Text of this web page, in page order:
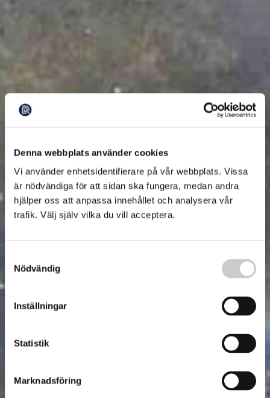
Denna webbplats använder cookies
Vi använder enhetsidentifierare på vår webbplats. Vissa
är nödvändiga för att sidan ska fungera, medan andra
hjälper oss att anpassa innehållet och analysera vår
trafik. Välj själv vilka du vill acceptera.
Nödvändig
Inställningar
Statistik
Marknadsföring